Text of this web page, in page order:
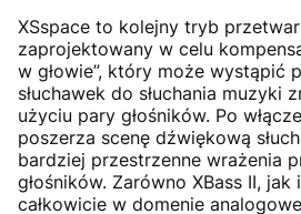
XSspace to kolejny tryb
zaprojektowany w celu
w głowie”, który może wystąpić
słuchawek do słuchania muzyki
użyciu pary głośników. Po
poszerza scenę dźwiękową
bardziej przestrzenne wrażenia
głośników. Zarówno XBass II, jak
całkowicie w domenie